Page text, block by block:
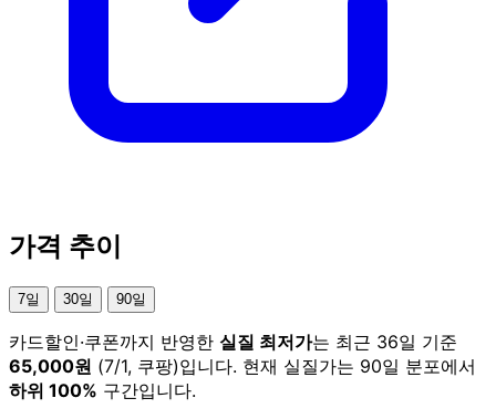
가격 추이
7일 30일 90일
카드할인·쿠폰까지 반영한 실질 최저가는 최근 36일 기준
65,000원 (7/1, 쿠팡)입니다. 현재 실질가는 90일 분포에서
하위 100% 구간입니다.